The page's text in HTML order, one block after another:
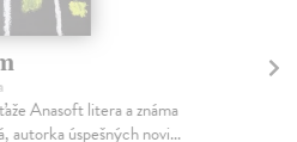
Anasoft litera a známa
autorka úspešných novi...